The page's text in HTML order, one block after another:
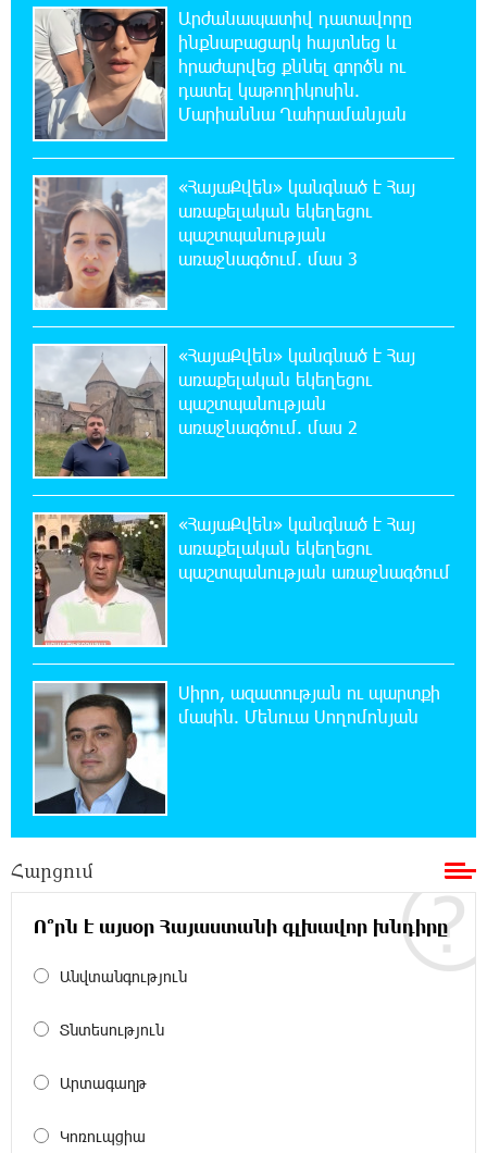
21:03:44 7-08-2026
Կաթողիկոսի նկատմամբ իրականացվող
բռնադատավարությունը միահեծան
իշխանության հետևանք է. Հանրային Դաշինք
Մեր երկրում իշխանության և ընդդիմության
անվերջանալի պայքարում տուժում է միայն
ու միայն ՀՀ քաղաքացին. Աննա Կոստանյան
20:49:35 7-08-2026
Փրկարարները հայտանաբերել են մոլորված
զբոսաշրջիկներին
20:39:24 7-08-2026
ԼՀԿ-ն պահանջում է դադարեցնել Գարեգին
Բ-ի և եպիսկոպոսների դեմ քրեական
հետապնդումը
Սարյան փողոցի բնակարաններից մեկում
պայթյունի հետևանքով 55-ամյա
տղամարդը այրվածքներով տեղափոխվել է
«Այրվածքաբանության ազգային կենտրոն»
Սլովակիայի արևելքում արտակարգ
դրություն է հայտարարվել շոգի ալիքների
պատճառով
19:53:41 7-08-2026
Երթևեկության կազմակերպման
19:35:21 7-08-2026
Հայաստանի հավաքականի նախկին
մարզիչը կգլխավորի Ղազախստանի
ԱԱԾ-ն զեկույց է ներկայացրել
Թրամփը ասել է, որ հանրապետականները
Արժանապատիվ դատավորը
ինքնաբացարկ հայտնեց և
հրաժարվեց քննել գործն ու
դատել կաթողիկոսին.
Մարիաննա Ղահրամանյան
«ՀայաՔվեն» կանգնած է Հայ
առաքելական եկեղեցու
պաշտպանության
առաջնագծում. մաս 3
«ՀայաՔվեն» կանգնած է Հայ
առաքելական եկեղեցու
պաշտպանության
առաջնագծում. մաս 2
«ՀայաՔվեն» կանգնած է Հայ
առաքելական եկեղեցու
պաշտպանության առաջնագծում
Սիրո, ազատության ու պարտքի
մասին. Մենուա Սողոմոնյան
Հարցում
Ո՞րն է այսօր Հայաստանի գլխավոր խնդիրը
Անվտանգություն
Տնտեսություն
Արտագաղթ
Կոռուպցիա